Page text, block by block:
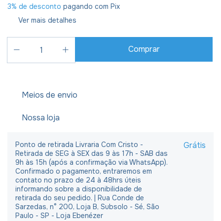
3% de desconto pagando com Pix
Ver mais detalhes
Meios de envio
Nossa loja
Ponto de retirada Livraria Com Cristo -
Retirada de SEG à SEX das 9 às 17h - SAB das
9h às 15h (após a confirmação via WhatsApp).
Confirmado o pagamento, entraremos em
contato no prazo de 24 à 48hrs úteis
informando sobre a disponibilidade de
retirada do seu pedido. | Rua Conde de
Sarzedas, n° 200, Loja B, Subsolo - Sé, São
Paulo - SP - Loja Ebenézer
Grátis